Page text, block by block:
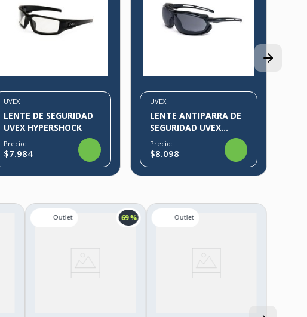
UVEX
LENTE DE SEGURIDAD
UVEX HYPERSHOCK
Precio:
$7.984
UVEX
LENTE ANTIPARRA DE
SEGURIDAD UVEX
TIRADE
Precio:
$8.098
69 %